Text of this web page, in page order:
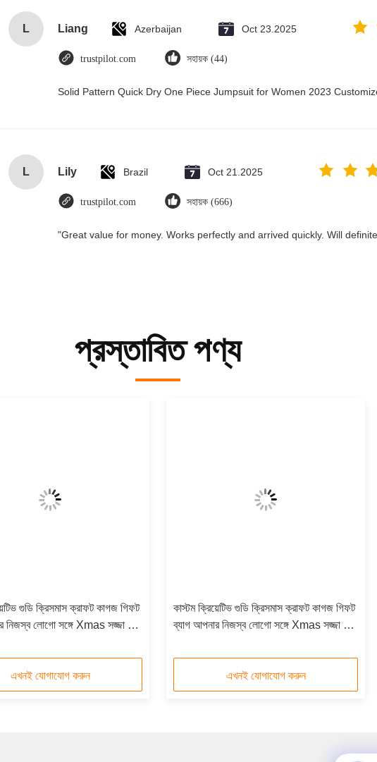
L Liang Azerbaijan Oct 23.2025
trustpilot.com সহায়ক (44)
Solid Pattern Quick Dry One Piece Jumpsuit for Women 2023
L Lily Brazil Oct 21.2025
trustpilot.com সহায়ক (666)
"Great value for money. Works perfectly and arrived quickly. Will
প্রস্তাবিত পণ্য
গুডি ক্রিসমাস ক্রাফট কাগজ গিফট
নিজস্ব লোগো সঙ্গে Xmas সজ্জা পার্টি
এখনই যোগাযোগ করুন
কাস্টম ক্রিয়েটিভ গুডি ক্রিসমাস ক্রাফট কাগজ গিফট
ব্যাগ আপনার নিজস্ব লোগো সঙ্গে Xmas সজ্জা পার্টি
এখনই যোগাযোগ করুন